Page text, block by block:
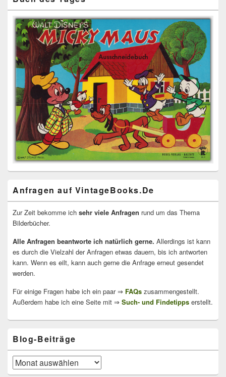
Anfragen auf VintageBooks.De
Zur Zeit bekomme ich sehr viele Anfragen rund um das Thema
Bilderbücher.
Alle Anfragen beantworte ich natürlich gerne. Allerdings ist kann
es durch die Vielzahl der Anfragen etwas dauern, bis ich antworten
kann. Wenn es eilt, kann auch gerne die Anfrage erneut gesendet
werden.
Für einige Fragen habe ich ein paar ⇒ FAQs zusammengestellt.
Außerdem habe ich eine Seite mit ⇒ Such- und Findetipps erstellt.
Blog-Beiträge
Blog-
Beiträge